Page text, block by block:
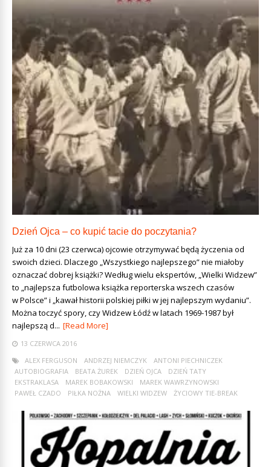
Dzień Ojca – co kupić tacie do poczytania?
Już za 10 dni (23 czerwca) ojcowie otrzymywać będą życzenia od
swoich dzieci. Dlaczego „Wszystkiego najlepszego” nie miałoby
oznaczać dobrej książki? Według wielu ekspertów, „Wielki Widzew”
to „najlepsza futbolowa książka reporterska wszech czasów
w Polsce” i „kawał historii polskiej piłki w jej najlepszym wydaniu”.
Można toczyć spory, czy Widzew Łódź w latach 1969-1987 był
najlepszą d... [Read More]
13 CZERWCA 2016
ALEX FERGUSON
ANDRZEJ NIEMCZYK
ANTONI PIECHNICZEK
AUTOBIOGRAFIA
BEATA ŻUREK DZIEŃ OJCA
DZIEŃ TATY
EKSTRAKLASA
MAREK BOBAKOWSKI
MAREK WAWRZYNOWSKI
PAWEŁ CZADO
PIŁKA NOŻNA WIELKI WIDZEW ŻYCIOWY TIE-BREAK